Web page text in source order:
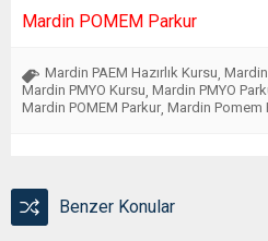
Mardin POMEM Parkur
Mardin PAEM Hazırlık Kursu
Mardin PMYO Kursu Mardin PMYO
Mardin POMEM Parkur Mardin Pomem
Benzer Konular